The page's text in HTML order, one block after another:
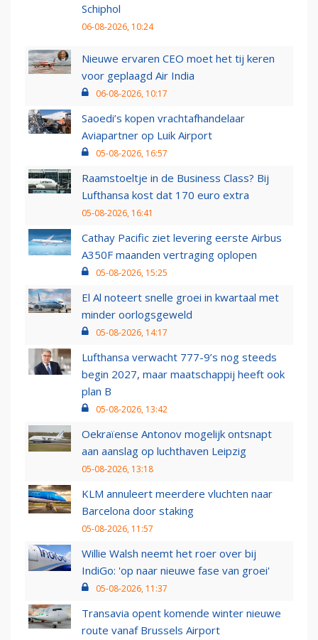
Schiphol
06-08-2026, 10:24
Nieuwe ervaren CEO moet het tij keren
voor geplaagd Air India
06-08-2026, 10:17
Saoedi’s kopen vrachtafhandelaar
Aviapartner op Luik Airport
05-08-2026, 16:57
Raamstoeltje in de Business Class? Bij
Lufthansa kost dat 170 euro extra
05-08-2026, 16:41
Cathay Pacific ziet levering eerste Airbus
A350F maanden vertraging oplopen
05-08-2026, 15:25
El Al noteert snelle groei in kwartaal met
minder oorlogsgeweld
05-08-2026, 14:17
Lufthansa verwacht 777-9’s nog steeds
begin 2027, maar maatschappij heeft ook
plan B
05-08-2026, 13:42
Oekraïense Antonov mogelijk ontsnapt
aan aanslag op luchthaven Leipzig
05-08-2026, 13:18
KLM annuleert meerdere vluchten naar
Barcelona door staking
05-08-2026, 11:57
Willie Walsh neemt het roer over bij
IndiGo: 'op naar nieuwe fase van groei'
05-08-2026, 11:37
Transavia opent komende winter nieuwe
route vanaf Brussels Airport